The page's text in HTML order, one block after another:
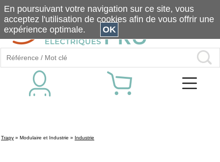
Trapy » Modulaire et Industrie » Industrie
En poursuivant votre navigation sur ce site, vous
acceptez l'utilisation de cookies afin de vous offrir une
expérience optimale.
OK